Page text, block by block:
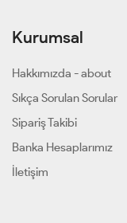
Kurumsal
Hakkımızda - about
Sıkça Sorulan Sorular
Sipariş Takibi
Banka Hesaplarımız
İletişim